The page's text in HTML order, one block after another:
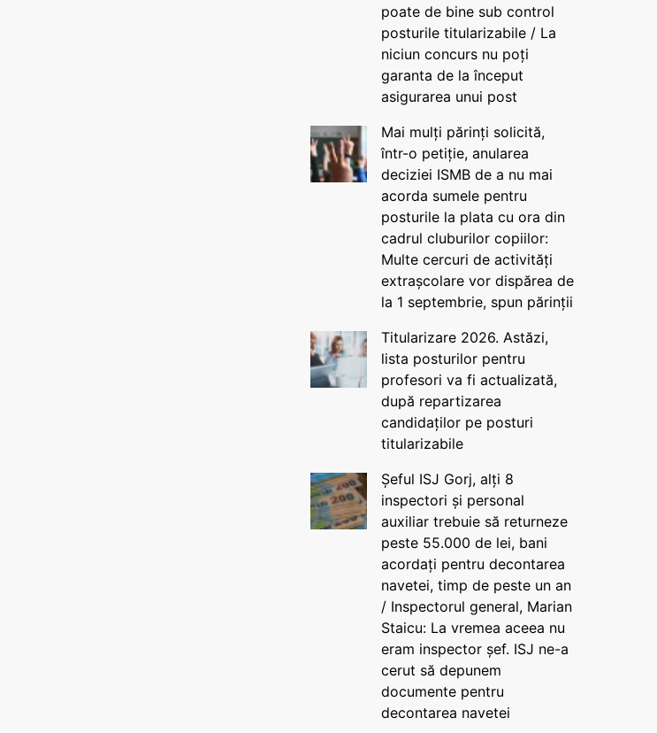
poate de bine sub control
posturile titularizabile / La
niciun concurs nu poți
garanta de la început
asigurarea unui post
Mai mulți părinți solicită,
într-o petiție, anularea
deciziei ISMB de a nu mai
acorda sumele pentru
posturile la plata cu ora din
cadrul cluburilor copiilor:
Multe cercuri de activități
extrașcolare vor dispărea de
la 1 septembrie, spun părinții
Titularizare 2026. Astăzi,
lista posturilor pentru
profesori va fi actualizată,
după repartizarea
candidaților pe posturi
titularizabile
Șeful ISJ Gorj, alți 8
inspectori și personal
auxiliar trebuie să returneze
peste 55.000 de lei, bani
acordați pentru decontarea
navetei, timp de peste un an
/ Inspectorul general, Marian
Staicu: La vremea aceea nu
eram inspector șef. ISJ ne-a
cerut să depunem
documente pentru
decontarea navetei